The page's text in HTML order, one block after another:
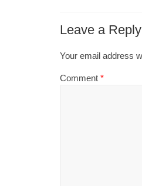
Leave a Reply
Your email address
Comment *